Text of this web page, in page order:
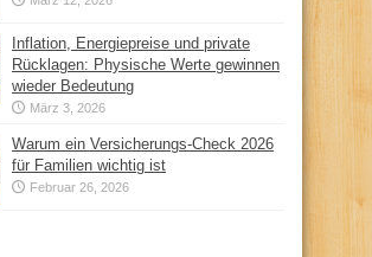
Inflation, Energiepreise und private
Rücklagen: Physische Werte gewinnen
wieder Bedeutung
März 3, 2026
Warum ein Versicherungs-Check 2026
für Familien wichtig ist
Februar 26, 2026